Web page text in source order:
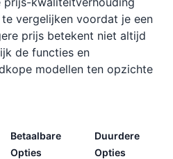
vergelijken voordat je een
prijs betekent niet altijd
de functies en
modellen ten opzichte
Betaalbare
Opties
Duurdere
Opties